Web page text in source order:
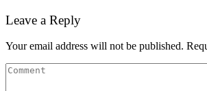
Leave a Reply
Your email address will not be published.